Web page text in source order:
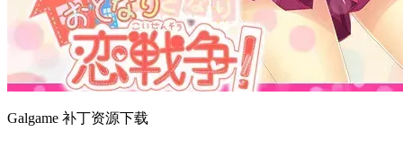
Galgame 补丁资源下载